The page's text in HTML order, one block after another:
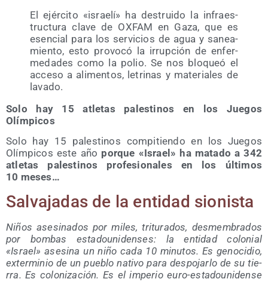
El ejér­ci­to «israe­lí» ha des­trui­do la infra­es­
truc­tu­ra cla­ve de OXFAM en Gaza, que es
esen­cial para los ser­vi­cios de agua y sanea­
mien­to, esto pro­vo­có la irrup­ción de enfer­
me­da­des como la polio. Se nos blo­queó el
acce­so a ali­men­tos, letri­nas y mate­ria­les de
lavado.
Solo hay 15 atle­tas pales­ti­nos en los Jue­gos
Olímpicos
Solo hay 15 pales­ti­nos com­pi­tien­do en los Jue­gos
Olím­pi­cos este año por­que «Israel» ha mata­do a 342
atle­tas pales­ti­nos pro­fe­sio­na­les en los últi­mos
10 meses…
Sal­va­ja­das de la enti­dad sionista
Niños ase­si­na­dos por miles, tri­tu­ra­dos, des­mem­bra­dos
por bom­bas esta­dou­ni­den­ses: la enti­dad colo­nial
«Israel» ase­si­na un niño cada 10 minu­tos. Es geno­ci­dio,
exter­mi­nio de un pue­blo nati­vo para des­po­jar­lo de su tie­
rra. Es colo­ni­za­ción. Es el impe­rio euro-esta­dou­ni­den­se